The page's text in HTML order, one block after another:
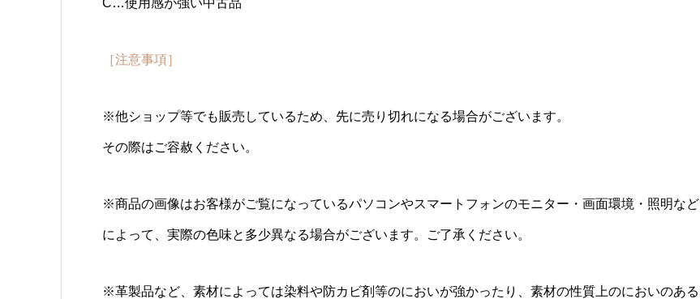
C…使用感が強い中古品
［注意事項］
※他ショップ等でも販売しているため、先に売り切れになる場合がございます。
その際はご容赦ください。
※商品の画像はお客様がご覧になっているパソコンやスマートフォンのモニター・画面環境・照明など
によって、実際の色味と多少異なる場合がございます。ご了承ください。
※革製品など、素材によっては染料や防カビ剤等のにおいが強かったり、素材の性質上のにおいのある